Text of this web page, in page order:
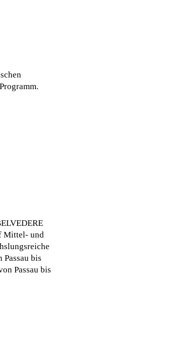
Mittel- und
bis
Passau bis